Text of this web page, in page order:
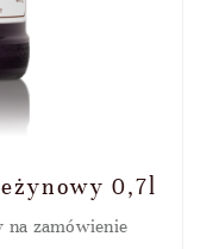
0,7l
na zamówienie